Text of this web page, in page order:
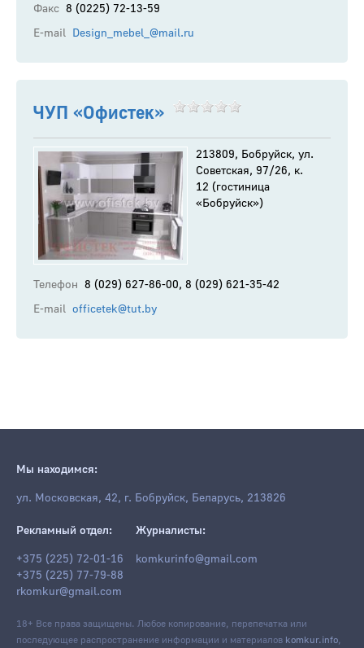
Факс 8 (0225) 72-13-59
E-mail Design_mebel_@mail.ru
ЧУП «Офистек»
213809, Бобруйск, ул.
Советская, 97/26, к.
12 (гостиница
«Бобруйск»)
Телефон 8 (029) 627-86-00, 8 (029) 621-35-42
E-mail officetek@tut.by
Мы находимся:
ул. Московская, 42, г. Бобруйск, Беларусь, 213826
Рекламный отдел:
+375 (225) 72-01-16
+375 (225) 77-79-88
rkomkur@gmail.com
Журналисты:
komkurinfo@gmail.com
18+ Все права защищены. Любое копирование, перепечатка или
последующее распространение информации и материалов komkur.info,